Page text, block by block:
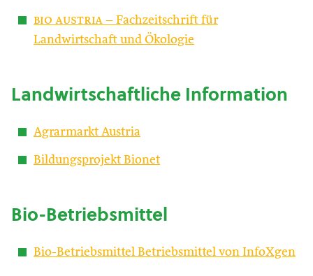
bio austria – Fachzeitschrift für
Landwirtschaft und Ökologie
Landwirtschaftliche Information
Agrarmarkt Austria
Bildungsprojekt Bionet
Bio-Betriebsmittel
Bio-Betriebsmittel Betriebsmittel von InfoXgen